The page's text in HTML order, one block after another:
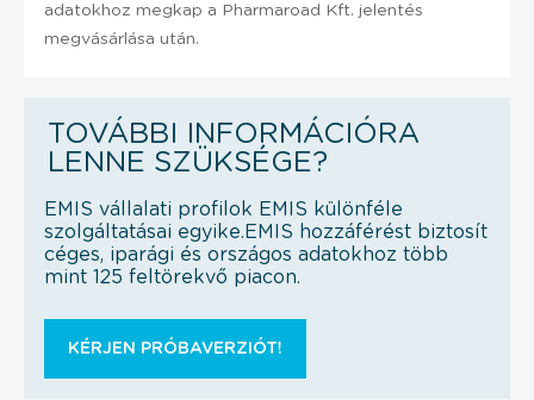
adatokhoz megkap a Pharmaroad Kft. jelentés
megvásárlása után.
TOVÁBBI INFORMÁCIÓRA
LENNE SZÜKSÉGE?
EMIS vállalati profilok EMIS különféle
szolgáltatásai egyike.EMIS hozzáférést biztosít
céges, iparági és országos adatokhoz több
mint 125 feltörekvő piacon.
KÉRJEN PRÓBAVERZIÓT!